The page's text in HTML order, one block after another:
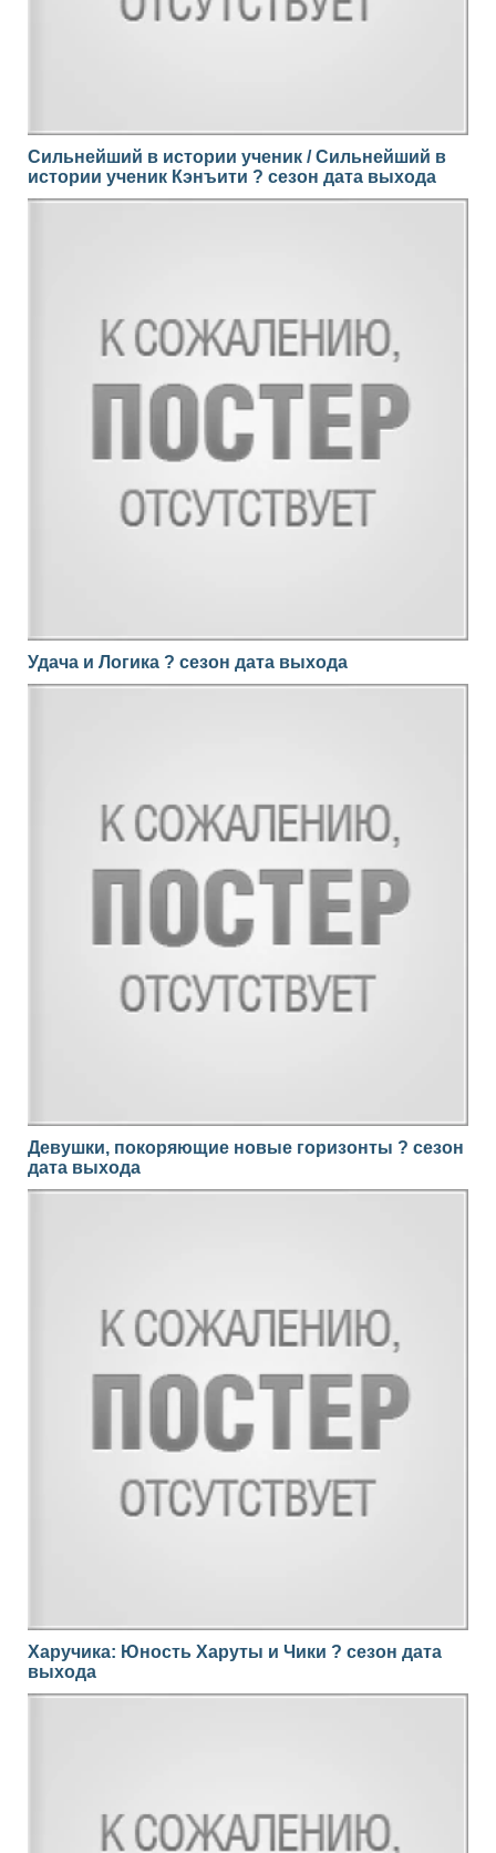
Сильнейший в истории ученик / Сильнейший в
истории ученик Кэнъити ? сезон дата выхода
Удача и Логика ? сезон дата выхода
Девушки, покоряющие новые горизонты ? сезон
дата выхода
Харучика: Юность Харуты и Чики ? сезон дата
выхода